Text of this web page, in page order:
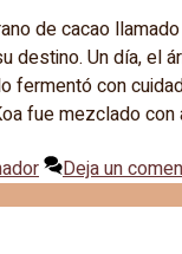
de cacao
destino. Un día, el
fermentó con
fue mezclado con
Deja un